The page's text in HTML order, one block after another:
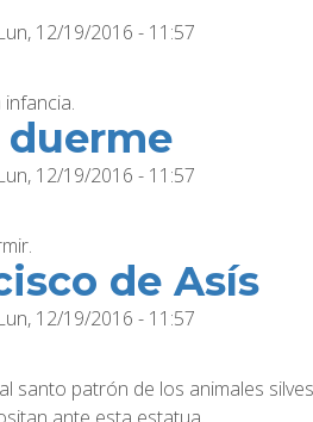
12/19/2016 - 11:57
12/19/2016 - 11:57
de Asís
12/19/2016 - 11:57
santo patrón de los animales